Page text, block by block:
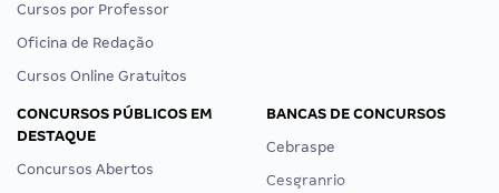
Cursos por Professor
Oficina de Redação
Cursos Online Gratuitos
CONCURSOS PÚBLICOS EM
DESTAQUE
Concursos Abertos
BANCAS DE CONCURSOS
Cebraspe
Cesgranrio